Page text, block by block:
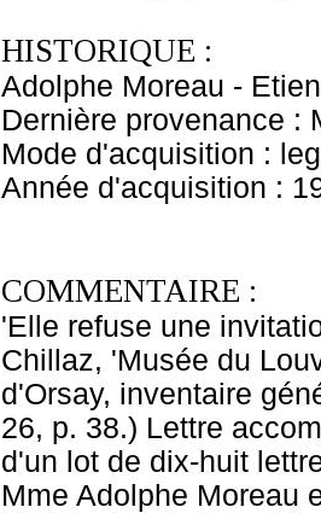
HISTORIQUE :
Adolphe Moreau -
Dernière provenance :
Mode d'acquisition :
Année d'acquisition :
COMMENTAIRE :
'Elle refuse une
Chillaz, 'Musée du
d'Orsay, inventaire
26, p. 38.) Lettre
d'un lot de dix-huit
Mme Adolphe Moreau